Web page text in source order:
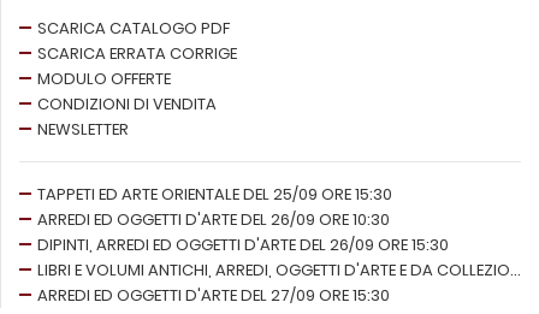
SCARICA CATALOGO PDF
SCARICA ERRATA CORRIGE
MODULO OFFERTE
CONDIZIONI DI VENDITA
NEWSLETTER
TAPPETI ED ARTE ORIENTALE DEL 25/09 ORE 15:30
ARREDI ED OGGETTI D'ARTE DEL 26/09 ORE 10:30
DIPINTI, ARREDI ED OGGETTI D'ARTE DEL 26/09 ORE 15:30
LIBRI E VOLUMI ANTICHI, ARREDI, OGGETTI D'ARTE E DA COLLEZIONE DEL 27/09 ORE 10:30
ARREDI ED OGGETTI D'ARTE DEL 27/09 ORE 15:30